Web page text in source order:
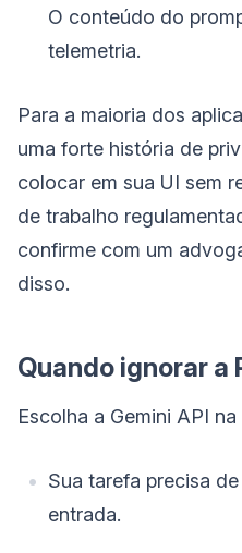
O conteúdo do
telemetria.
Para a maioria dos
uma forte história de
colocar em sua UI sem
de trabalho
confirme com um
disso.
Quando ignorar a
Escolha a Gemini API
Sua tarefa precisa
entrada.